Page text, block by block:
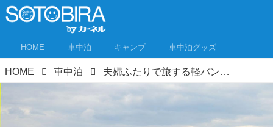
HOME 車中泊 キャンプ 車中泊グッズ
HOME 車中泊 夫婦ふたりで旅する軽バン。車中泊DIYはアイデア満載！N-VANが超快適空間に！